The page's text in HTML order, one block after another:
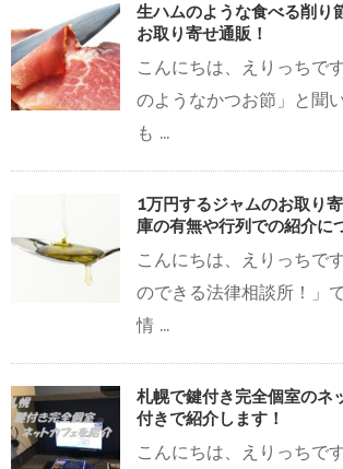
生ハムのような食べる削り
お取り寄せ通販！
こんにちは、えりっちで
のようなかつお節」と聞
も ...
1万円するジャムのお取り
庫の有無や行列での紹介に
こんにちは、えりっちで
のできる法律相談所！」
情 ...
札幌で鍵付き完全個室のネ
付きで紹介します！
こんにちは、えりっちで